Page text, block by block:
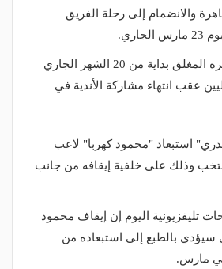
والانضمام إلى رحلة الفريق
ويدخل المنتخب معسكره المغلق بداية من 20 الشهر الجاري
عقب انتهاء مشاركة الأندية في
استبعاد "محمود كهربا" لاعب
وذلك على خلفية إيقافه من جانب
تليفزيونية اليوم إن إيقاف محمود
سيؤدي بالطبع إلى استبعاده من
مارس.